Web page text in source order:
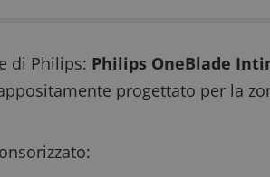
di Philips: Philips OneBlade
progettato per la